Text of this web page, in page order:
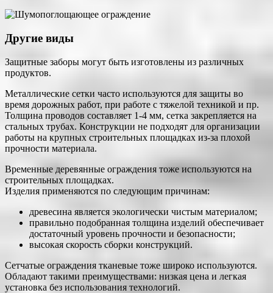
Другие виды
Защитные заборы могут быть изготовлены из различных
продуктов.
Металлические сетки часто используются для защиты во
время дорожных работ, при работе с тяжелой техникой и пр.
Толщина проводов составляет 1-4 мм, сетка закрепляется на
стальных трубах. Конструкции не подходят для организации
работы на крупных строительных площадках из-за плохой
прочности материала.
Временные деревянные ограждения тоже используются на
строительных площадках.
Изделия применяются по следующим причинам:
древесина является экологически чистым материалом;
правильно подобранная толщина изделий обеспечивает
достаточный уровень прочности и безопасности;
высокая скорость сборки конструкций.
Сетчатые ограждения тканевые тоже широко используются.
Обладают такими преимуществами: низкая цена и легкая
установка без использования технологий.